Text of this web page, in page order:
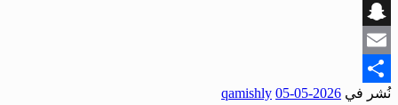
Viber
Snapchat
Email
Share
نُشر في 2026-05-05
qamishly